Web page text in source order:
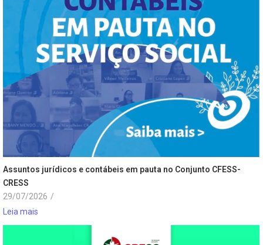
Assuntos jurídicos e contábeis em pauta no Conjunto CFESS-
CRESS
29/07/2026 /
Leia mais